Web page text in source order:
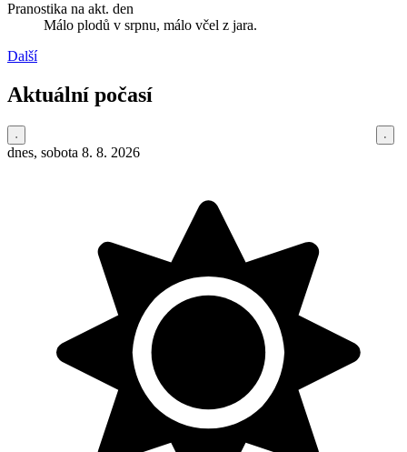
Pranostika na akt. den
Málo plodů v srpnu, málo včel z jara.
Další
Aktuální počasí
dnes, sobota 8. 8. 2026